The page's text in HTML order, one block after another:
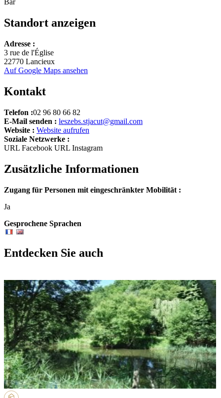
Bar
Standort anzeigen
+
−
Adresse :
3 rue de l'Église
22770 Lancieux
Auf Google Maps ansehen
Kontakt
Telefon :02 96 80 66 82
E-Mail senden : leszebs.stjacut@gmail.com
Website : Website aufrufen
Soziale Netzwerke :
URL Facebook URL Instagram
Zusätzliche Informationen
Zugang für Personen mit eingeschränkter Mobilität :
Ja
Gesprochene Sprachen
Entdecken Sie auch